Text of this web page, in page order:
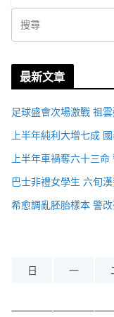
最新文章
足球盛會次場激戰 祖
上半年純利大增七成
上半年車禍奪六十三
巴士非禮女學生 六旬
希愈調亂胚胎樣本 警
日
一